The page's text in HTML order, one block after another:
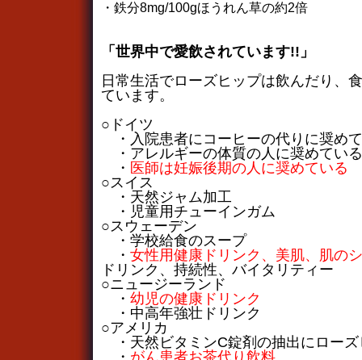
・鉄分8mg/100gほうれん草の約2倍
「世界中で愛飲されています!!」
日常生活でローズヒップは飲んだり、
ています。
○ドイツ
・入院患者にコーヒーの代りに奨め
・アレルギーの体質の人に奨めてい
・ 医師は妊娠後期の人に奨めている
○スイス
・天然ジャム加工
・児童用チューインガム
○スウェーデン
・学校給食のスープ
・ 女性用健康ドリンク、美肌、肌の
ドリンク、持続性、バイタリティー
○ニュージーランド
・ 幼児の健康ドリンク
・中高年強壮ドリンク
○アメリカ
・天然ビタミンC錠剤の抽出にローズ
・ がん患者お茶代り飲料